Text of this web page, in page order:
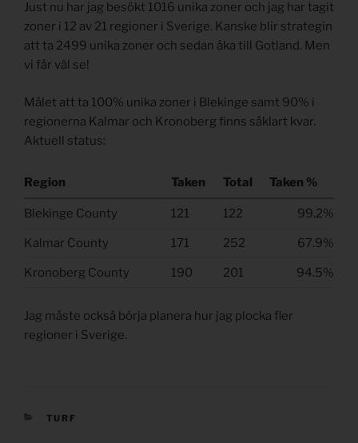
Just nu har jag besökt 1016 unika zoner och jag har tagit
zoner i 12 av 21 regioner i Sverige. Kanske blir strategin
att ta 2499 unika zoner och sedan åka till Gotland. Men
vi får väl se!
Målet att ta 100% unika zoner i Blekinge samt 90% i
regionerna Kalmar och Kronoberg finns såklart kvar.
Aktuell status:
Region Taken Total Taken %
Blekinge County 121 122 99.2%
Kalmar County 171 252 67.9%
Kronoberg County 190 201 94.5%
Jag måste också börja planera hur jag plocka fler
regioner i Sverige.
KATEGORIER
TURF